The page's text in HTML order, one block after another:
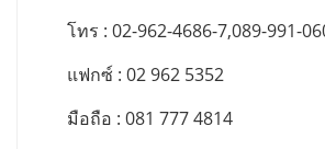
โทร : 02-962-4686-7,089-991-
แฟกซ์ : 02 962 5352
มือถือ : 081 777 4814